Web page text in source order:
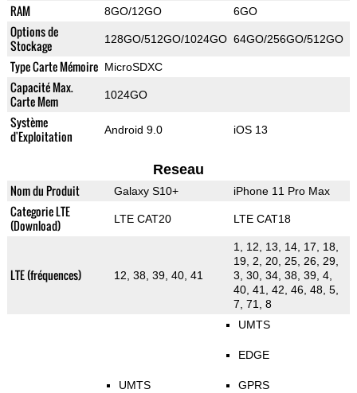
RAM 8GO/12GO 6GO
Options de
Stockage
128GO/512GO/1024GO 64GO/256GO/512GO
Type Carte Mémoire MicroSDXC
Capacité Max.
Carte Mem
1024GO
Système
d'Exploitation
Android 9.0 iOS 13
Reseau
Nom du Produit Galaxy S10+ iPhone 11 Pro Max
Categorie LTE
(Download)
LTE CAT20 LTE CAT18
LTE (fréquences) 12, 38, 39, 40, 41
1, 12, 13, 14, 17, 18,
19, 2, 20, 25, 26, 29,
3, 30, 34, 38, 39, 4,
40, 41, 42, 46, 48, 5,
7, 71, 8
UMTS
UMTS
EDGE
GPRS